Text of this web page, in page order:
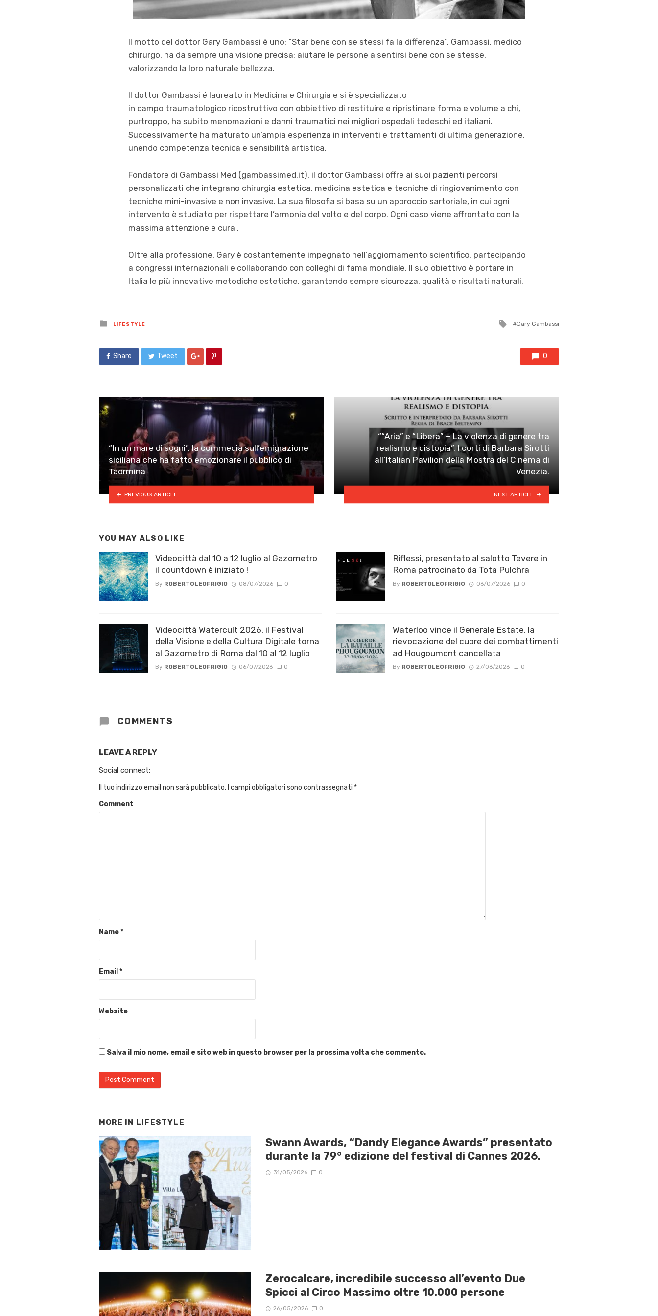
Il motto del dottor Gary Gambassi è uno: “Star bene con se stessi fa la differenza”. Gambassi, medico
chirurgo, ha da sempre una visione precisa: aiutare le persone a sentirsi bene con se stesse,
valorizzando la loro naturale bellezza.
Il dottor Gambassi é laureato in Medicina e Chirurgia e si è specializzato
in campo traumatologico ricostruttivo con obbiettivo di restituire e ripristinare forma e volume a chi,
purtroppo, ha subito menomazioni e danni traumatici nei migliori ospedali tedeschi ed italiani.
Successivamente ha maturato un’ampia esperienza in interventi e trattamenti di ultima generazione,
unendo competenza tecnica e sensibilità artistica.
Fondatore di Gambassi Med (gambassimed.it), il dottor Gambassi offre ai suoi pazienti percorsi
personalizzati che integrano chirurgia estetica, medicina estetica e tecniche di ringiovanimento con
tecniche mini-invasive e non invasive. La sua filosofia si basa su un approccio sartoriale, in cui ogni
intervento è studiato per rispettare l’armonia del volto e del corpo. Ogni caso viene affrontato con la
massima attenzione e cura .
Oltre alla professione, Gary è costantemente impegnato nell’aggiornamento scientifico, partecipando
a congressi internazionali e collaborando con colleghi di fama mondiale. Il suo obiettivo è portare in
Italia le più innovative metodiche estetiche, garantendo sempre sicurezza, qualità e risultati naturali.
Posted
in
LIFESTYLE
Tagged
Gary Gambassi
Share Tweet 0
“In un mare di sogni”, la commedia sull’emigrazione
siciliana che ha fatto emozionare il pubblico di
Taormina
PREVIOUS ARTICLE
““Aria” e “Libera” – La violenza di genere tra
realismo e distopia”. I corti di Barbara Sirotti
all’Italian Pavilion della Mostra del Cinema di
Venezia.
NEXT ARTICLE
YOU MAY ALSO LIKE
Videocittà dal 10 a 12 luglio al Gazometro
il countdown è iniziato !
By ROBERTOLEOFRIGIO 08/07/2026 0
Videocittà Watercult 2026, il Festival
della Visione e della Cultura Digitale torna
al Gazometro di Roma dal 10 al 12 luglio
By ROBERTOLEOFRIGIO 06/07/2026 0
Riflessi, presentato al salotto Tevere in
Roma patrocinato da Tota Pulchra
By ROBERTOLEOFRIGIO 06/07/2026 0
Waterloo vince il Generale Estate, la
rievocazione del cuore dei combattimenti
ad Hougoumont cancellata
By ROBERTOLEOFRIGIO 27/06/2026 0
COMMENTS
LEAVE A REPLY
Social connect:
Il tuo indirizzo email non sarà pubblicato. I campi obbligatori sono contrassegnati *
Comment
Name*
Email *
Website
Salva il mio nome, email e sito web in questo browser per la prossima volta che commento.
MORE IN LIFESTYLE
Swann Awards, “Dandy Elegance Awards” presentato
durante la 79° edizione del festival di Cannes 2026.
31/05/2026 0
Zerocalcare, incredibile successo all’evento Due
Spicci al Circo Massimo oltre 10.000 persone
26/05/2026 0